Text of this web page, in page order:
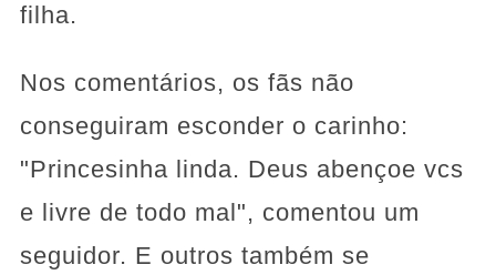
filha.
Nos comentários, os fãs não
conseguiram esconder o carinho:
"Princesinha linda. Deus abençoe vcs
e livre de todo mal", comentou um
seguidor. E outros também se